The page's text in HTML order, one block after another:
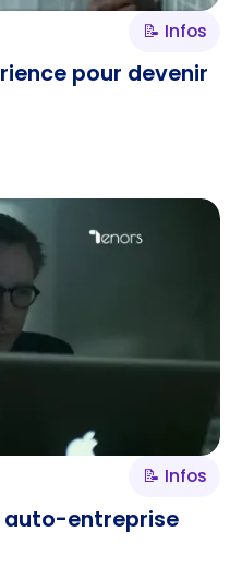
📝 Infos
pour devenir
📝 Infos
auto-entreprise